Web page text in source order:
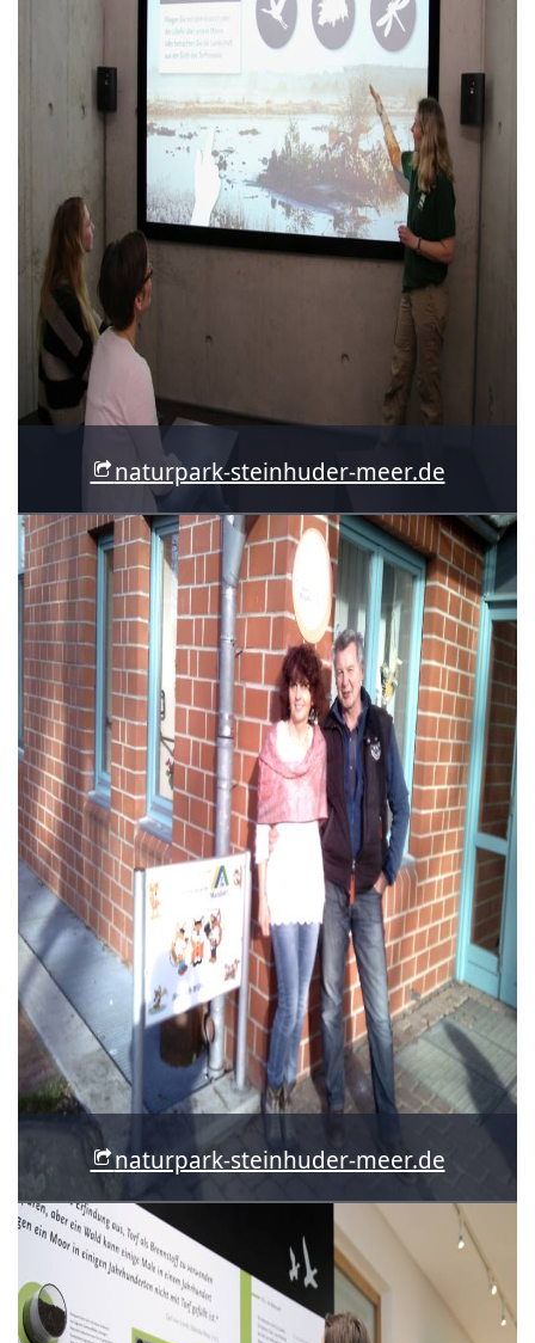
naturpark-steinhuder-meer.de
naturpark-steinhuder-meer.de